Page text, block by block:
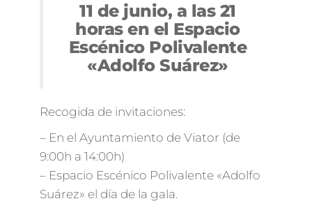
11 de junio, a las 21
horas en el Espacio
Escénico Polivalente
«Adolfo Suárez»
Recogida de invitaciones:
– En el Ayuntamiento de Viator (de
9:00h a 14:00h)
– Espacio Escénico Polivalente «Adolfo
Suárez» el día de la gala.